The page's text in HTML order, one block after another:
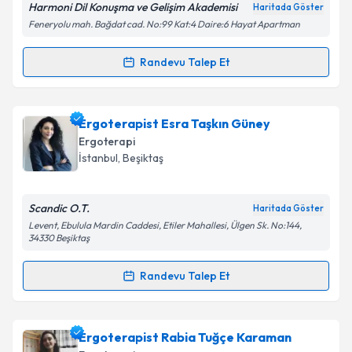
Kişisel verilerimin işlenmesine ilişkinAydınlatma
kapsamda işlenmesini kabul ediyorum.
Takvim Talebini Gönder
Harmoni Dil Konuşma ve Gelişim Akademisi Haritada Göster
Feneryolu mah. Bağdat cad. No:99 Kat:4 Daire:6 Hayat Apartman
Randevu Talep Et
Randevu Takvimi Talebi
Ergoterapist Furkan Cangiiçin randevu takvimi
talebi oluşturun. Size bu uzmandan randevu almanız
için bir takvim hazırlandığında e-posta ile
bilgilendireceğiz.
Kişisel verilerimin işlenmesine ilişkin
Metni'ni okudum ve kişisel verilerimin belirtilen
Ergoterapist Esra Taşkın Güney
Ergoterapi
İstanbul, Beşiktaş
Scandic O.T. Haritada Göster
Levent, Ebulula Mardin Caddesi, Etiler Mahallesi, Ülgen Sk. No:144,
34330 Beşiktaş
Randevu Talep Et
Randevu Takvimi Talebi
Ergoterapist Esra Taşkın Güneyiçin randevu
Ergoterapist Rabia Tuğçe Karaman